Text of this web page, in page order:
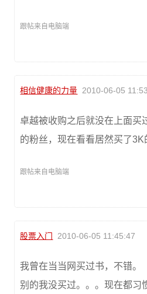
跟帖来自电脑端
相信健康的力量 2010-06-05
卓越被收购之后就没在上面买
的粉丝，现在看看居然买了3K
跟帖来自电脑端
股票入门 2010-06-05 11:45:47
我曾在当当网买过书，不错。
别的我没买过。。。现在都习